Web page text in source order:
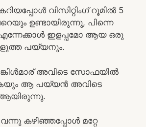
വിസിറ്റിംഗ് റൂമിൽ 5
ഉണ്ടായിരുന്നു, പിന്നെ
എന്നേക്കാൾ ഇളപ്പമോ ആയ ഒരു
പയ്യനും.
അവിടെ സോഫയിൽ
ആ പയ്യൻ അവിടെ
കഴിഞ്ഞപ്പോൾ മറ്റേ